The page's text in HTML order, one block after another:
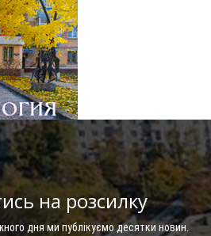
на розсилку
дня ми публікуємо десятки новин.